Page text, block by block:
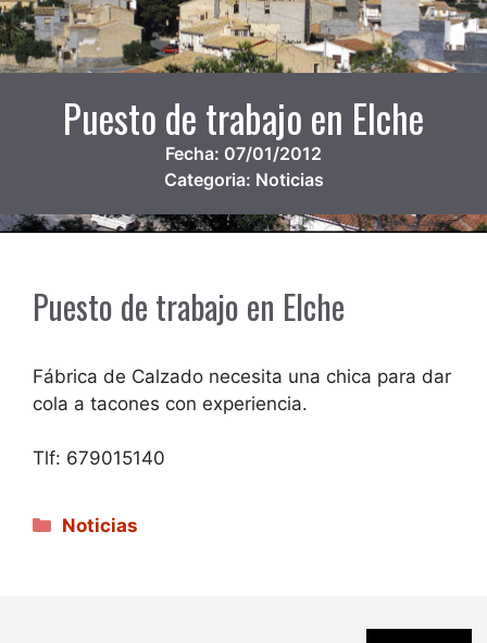
Puesto de trabajo en Elche
Fecha: 07/01/2012
Categoria: Noticias
Puesto de trabajo en Elche
Fábrica de Calzado necesita una chica para dar
cola a tacones con experiencia.
Tlf: 679015140
Categorías
Noticias